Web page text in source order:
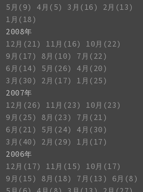
5月(9)
4月(5) 3月(16)
2月(13)
1月(18)
2008年
12月(21)
11月(16)
10月(22)
9月(17)
8月(10)
7月(22)
6月(14)
5月(26)
4月(20)
3月(30)
2月(17)
1月(25)
2007年
12月(26)
11月(23)
10月(23)
9月(25)
8月(23)
7月(21)
6月(21)
5月(24)
4月(30)
3月(40)
2月(29)
1月(17)
2006年
12月(17)
11月(15)
10月(17)
9月(15)
8月(18) 7月(13)
6月(8)